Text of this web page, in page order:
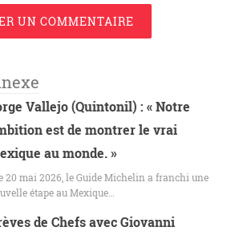
UN COMMENTAIRE
Vallejo (Quintonil) : « Notre
est de montrer le vrai
au monde. »
20 mai 2026, le Guide Michelin a franchi une
étape au Mexique…
de Chefs avec Giovanni